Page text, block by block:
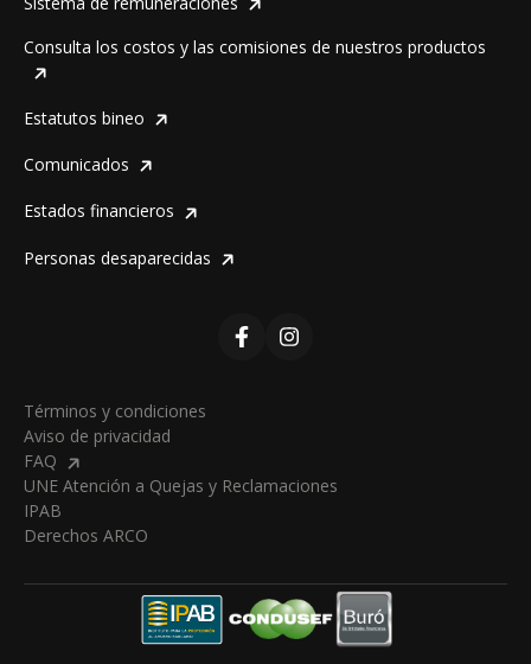
Consulta los costos y las comisiones de nuestros productos
Estatutos bineo
Comunicados
Estados financieros
Personas desaparecidas
Términos y condiciones
Aviso de privacidad
FAQ
UNE Atención a Quejas y Reclamaciones
IPAB
Derechos ARCO